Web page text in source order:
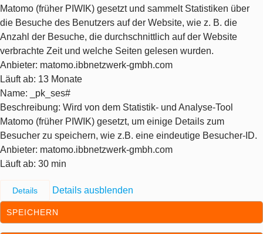
Matomo (früher PIWIK) gesetzt und sammelt Statistiken über
die Besuche des Benutzers auf der Website, wie z. B. die
Anzahl der Besuche, die durchschnittlich auf der Website
verbrachte Zeit und welche Seiten gelesen wurden.
Anbieter: matomo.ibbnetzwerk-gmbh.com
Läuft ab: 13 Monate
Name: _pk_ses#
Beschreibung: Wird von dem Statistik- und Analyse-Tool
Matomo (früher PIWIK) gesetzt, um einige Details zum
Besucher zu speichern, wie z.B. eine eindeutige Besucher-ID.
Anbieter: matomo.ibbnetzwerk-gmbh.com
Läuft ab: 30 min
Details Details ausblenden
SPEICHERN